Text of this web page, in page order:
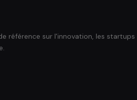
référence sur l'innovation, les startups